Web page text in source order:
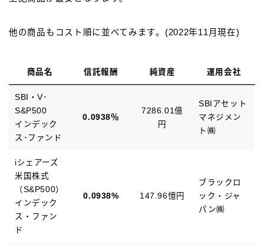
他の商品もコスト順に並べてみます。(2022年11月現在)
商品名 信託報酬 純資産 運用会社
SBI・V･
S&P500
インデック
ス･ファンド
0.0938％
7286.01億
円
SBIアセット
マネジメン
ト㈱
iシェアーズ
米国株式
（S&P500）
インデック
ス・ファン
ド
0.0938% 147.96憶円
ブラックロ
ック・ジャ
パン㈱